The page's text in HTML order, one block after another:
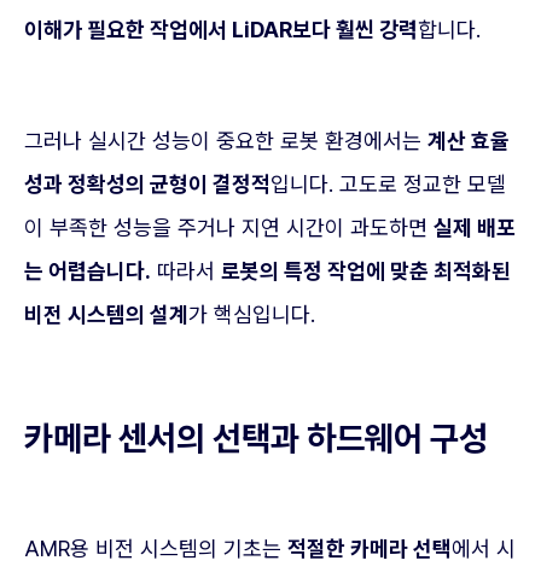
이해가 필요한 작업에서 LiDAR보다 훨씬 강력합니다.
그러나 실시간 성능이 중요한 로봇 환경에서는 계산 효율
성과 정확성의 균형이 결정적입니다. 고도로 정교한 모델
이 부족한 성능을 주거나 지연 시간이 과도하면 실제 배포
는 어렵습니다. 따라서 로봇의 특정 작업에 맞춘 최적화된
비전 시스템의 설계 가 핵심입니다.
카메라 센서의 선택과 하드웨어 구성
AMR용 비전 시스템의 기초는 적절한 카메라 선택에서 시